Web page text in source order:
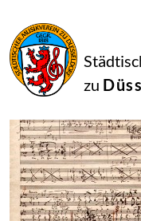
zu
September
2014
Manfred Hill
7809